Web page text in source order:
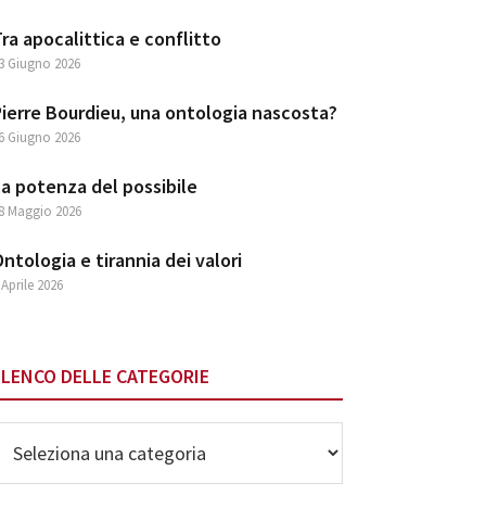
apocalittica e conflitto
Giugno 2026
Bourdieu, una ontologia nascosta?
Giugno 2026
potenza del possibile
Maggio 2026
e tirannia dei valori
2026
DELLE CATEGORIE
delle